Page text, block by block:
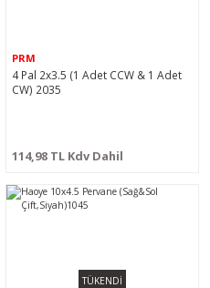
PRM
4 Pal 2x3.5 (1 Adet CCW & 1 Adet
CW) 2035
114,98 TL Kdv Dahil
TÜKENDİ